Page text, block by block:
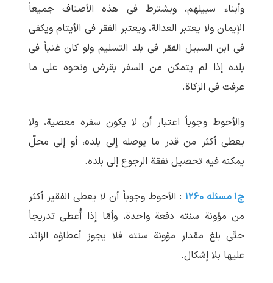
وأبناء سبیلهم، ویشترط فی هذه الأصناف جمیعاً
الإیمان ولا یعتبر العدالة، ویعتبر الفقر فی الأیتام ویکفی
فی ابن السبیل الفقر فی بلد التسلیم ولو کان غنیاً فی
بلده إذا لم ‏یتمکن من السفر بقرض ونحوه علی ما
عرفت فی الزکاة.
والأحوط وجوباً اعتبار أن لا یکون سفره معصیة، ولا
یعطی أکثر من قدر ما یوصله إلی بلده،‌ أو إلی محلّ
یمکنه فیه تحصیل نفقة الرجوع إلی بلده.
ج۱ مسئله ۱۲۶۰
: الأحوط وجوباً أن لا یعطی الفقیر أکثر
من مؤونة سنته دفعة واحدة، وأمّا إذا أُعطی تدریجاً
حتّی بلغ مقدار مؤونة سنته فلا یجوز أعطاؤه الزائد
علیها بلا إشکال.